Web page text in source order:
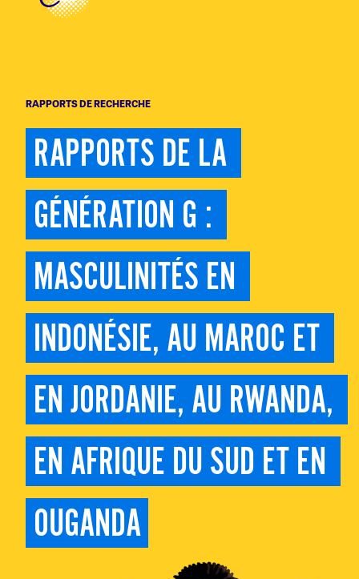
RAPPORTS DE RECHERCHE
RAPPORTS DE LA
GÉNÉRATION G :
MASCULINITÉS EN
INDONÉSIE, AU MAROC ET
EN JORDANIE, AU RWANDA,
EN AFRIQUE DU SUD ET EN
OUGANDA